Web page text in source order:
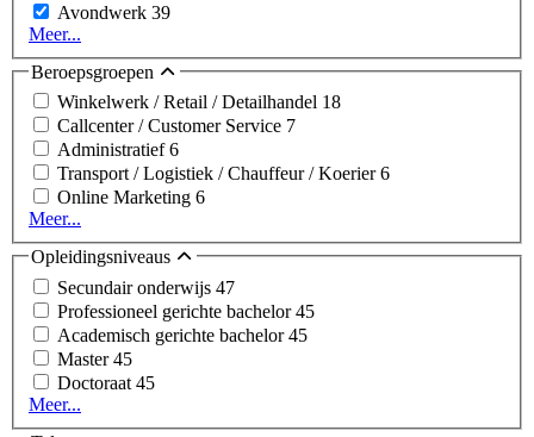
Avondwerk 39
Meer...
Beroepsgroepen
Winkelwerk / Retail / Detailhandel 18
Callcenter / Customer Service 7
Administratief6
Transport / Logistiek / Chauffeur / Koerier6
Online Marketing 6
Meer...
Opleidingsniveaus
Secundair onderwijs 47
Professioneel gerichte bachelor45
Academisch gerichte bachelor45
Master45
Doctoraat 45
Meer...